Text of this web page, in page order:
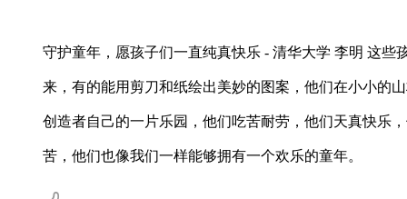
守护童年，愿孩子们一直纯真快乐 - 清华大学 李明 这些
来，有的能用剪刀和纸绘出美妙的图案，他们在小小的
创造者自己的一片乐园，他们吃苦耐劳，他们天真快乐
苦，他们也像我们一样能够拥有一个欢乐的童年。